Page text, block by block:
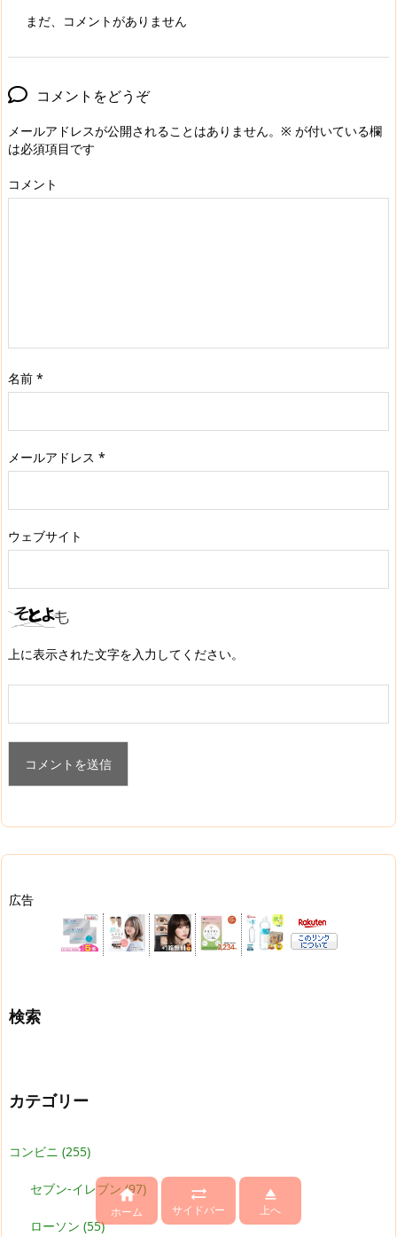
まだ、コメントがありません
コメントをどうぞ
メールアドレスが公開されることはありません。 ※ が付いている欄
は必須項目です
コメント
名前 *
メールアドレス *
ウェブサイト
上に表示された文字を入力してください。
広告
検索
カテゴリー
コンビニ (255)
セブン-イレブン(97)
ローソン(55)

ホーム

サイドバー

上へ